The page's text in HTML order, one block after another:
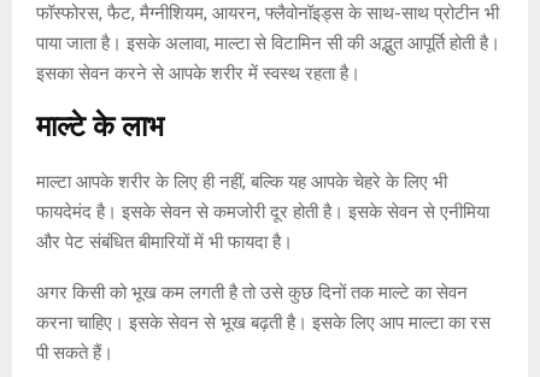
फॉस्फोरस, फैट, मैग्नीशियम, आयरन, फ्लैवोनॉइड्स के साथ-साथ प्रोटीन भी
पाया जाता है। इसके अलावा, माल्टा से विटामिन सी की अद्भुत आपूर्ति होती है।
इसका सेवन करने से आपके शरीर में स्वस्थ रहता है।
माल्टे के लाभ
माल्टा आपके शरीर के लिए ही नहीं, बल्कि यह आपके चेहरे के लिए भी
फायदेमंद है। इसके सेवन से कमजोरी दूर होती है। इसके सेवन से एनीमिया
और पेट संबंधित बीमारियों में भी फायदा है।
अगर किसी को भूख कम लगती है तो उसे कुछ दिनों तक माल्टे का सेवन
करना चाहिए। इसके सेवन से भूख बढ़ती है। इसके लिए आप माल्टा का रस
पी सकते हैं।